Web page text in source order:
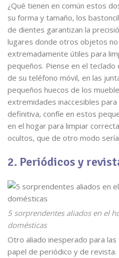
¿Qué tienen en común estos
su forma y tamaño, los
de dientes garantizan la
lugares donde otros objetos no
extremadamente útiles para
pequeños. Piense en el
de su teléfono móvil, en las
pequeños huecos de los
extremidades inaccesibles
definitiva, confíe en estos
en el hogar para limpiar
ocultos, que de otro modo
2. Periódicos y
5 sorprendentes aliados en el
domésticas
Otro aliado inesperado para
papel de periódico y de